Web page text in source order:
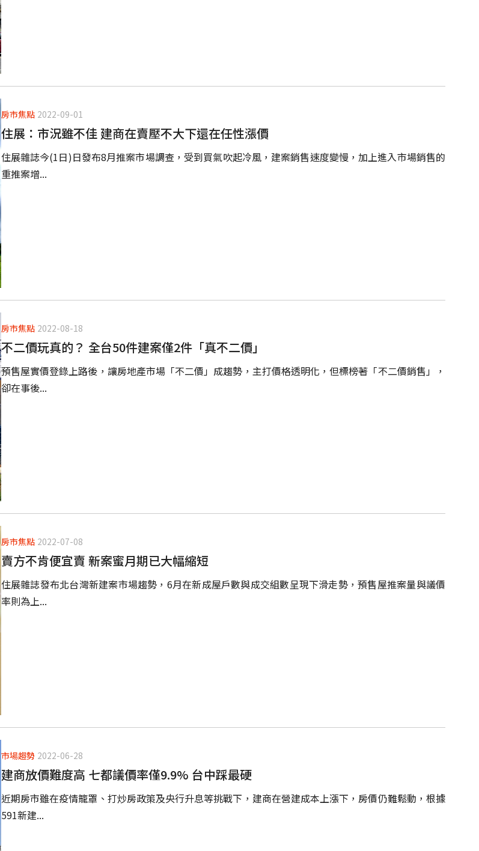
房市焦點 2022-09-01
住展：市況雖不佳 建商在賣壓不大下還在任性漲價
住展雜誌今(1日)日發布8月推案市場調查，受到買氣吹起冷風，建案銷售速度變慢，加上進入市場銷售的
重推案增...
房市焦點 2022-08-18
不二價玩真的？ 全台50件建案僅2件「真不二價」
預售屋實價登錄上路後，讓房地產市場「不二價」成趨勢，主打價格透明化，但標榜著「不二價銷售」，
卻在事後...
房市焦點 2022-07-08
賣方不肯便宜賣 新案蜜月期已大幅縮短
住展雜誌發布北台灣新建案市場趨勢，6月在新成屋戶數與成交組數呈現下滑走勢，預售屋推案量與議價
率則為上...
市場趨勢 2022-06-28
建商放價難度高 七都議價率僅9.9% 台中踩最硬
近期房市雖在疫情籠罩、打炒房政策及央行升息等挑戰下，建商在營建成本上漲下，房價仍難鬆動，根據
591新建...